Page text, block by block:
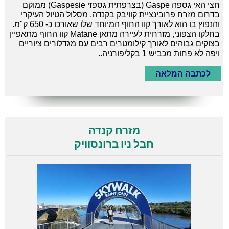
חצי האי גספה Gaspe (בצרפתית גספזי Gaspesie) ממוקם
בדרום מזרח פרובינציית קוויבק בקנדה. מסלול הטיול העיקרי
והנפוץ בו הוא לאורך קוו החוף המיוחד שלו שאורכו כ- 650 ק"מ.
בחלקו הצפוני, מזרחית לעיירה מתאן Matane קוו החוף מתאפיין
בצוקים גבוהים לאורך קילומטרים רבים עם מגדלורים ציוריים
ויפה לא פחות מכביש 1 בקליפורניה..
לכתבה המלאה
מזרח קנדה
חבל ניו ברונסוויק